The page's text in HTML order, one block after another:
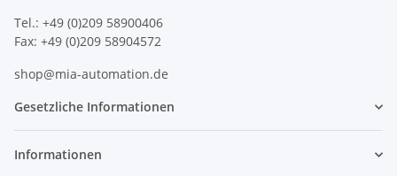
Tel.: +49 (0)209 58900406
Fax: +49 (0)209 58904572
shop@mia-automation.de
Gesetzliche Informationen
Informationen